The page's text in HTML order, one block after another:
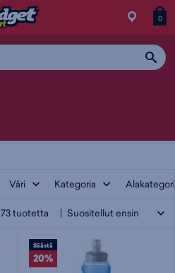
Siirry
0
Väri Kategoria
73tuotetta
Säästä
20%